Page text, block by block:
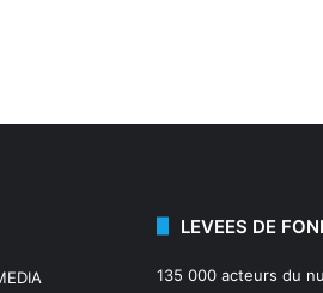
LEVEES DE
135 000 acteurs du